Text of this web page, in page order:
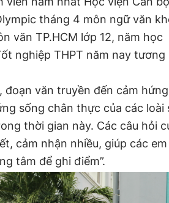
tháng 4 môn ngữ văn
văn TP.HCM lớp 12, năm học
nghiệp THPT năm nay tương
đoạn văn truyền đến cảm hứng
sống chân thực của các loài
thời gian này. Các câu hỏi
cảm nhận nhiều, giúp các
tâm để ghi điểm”.